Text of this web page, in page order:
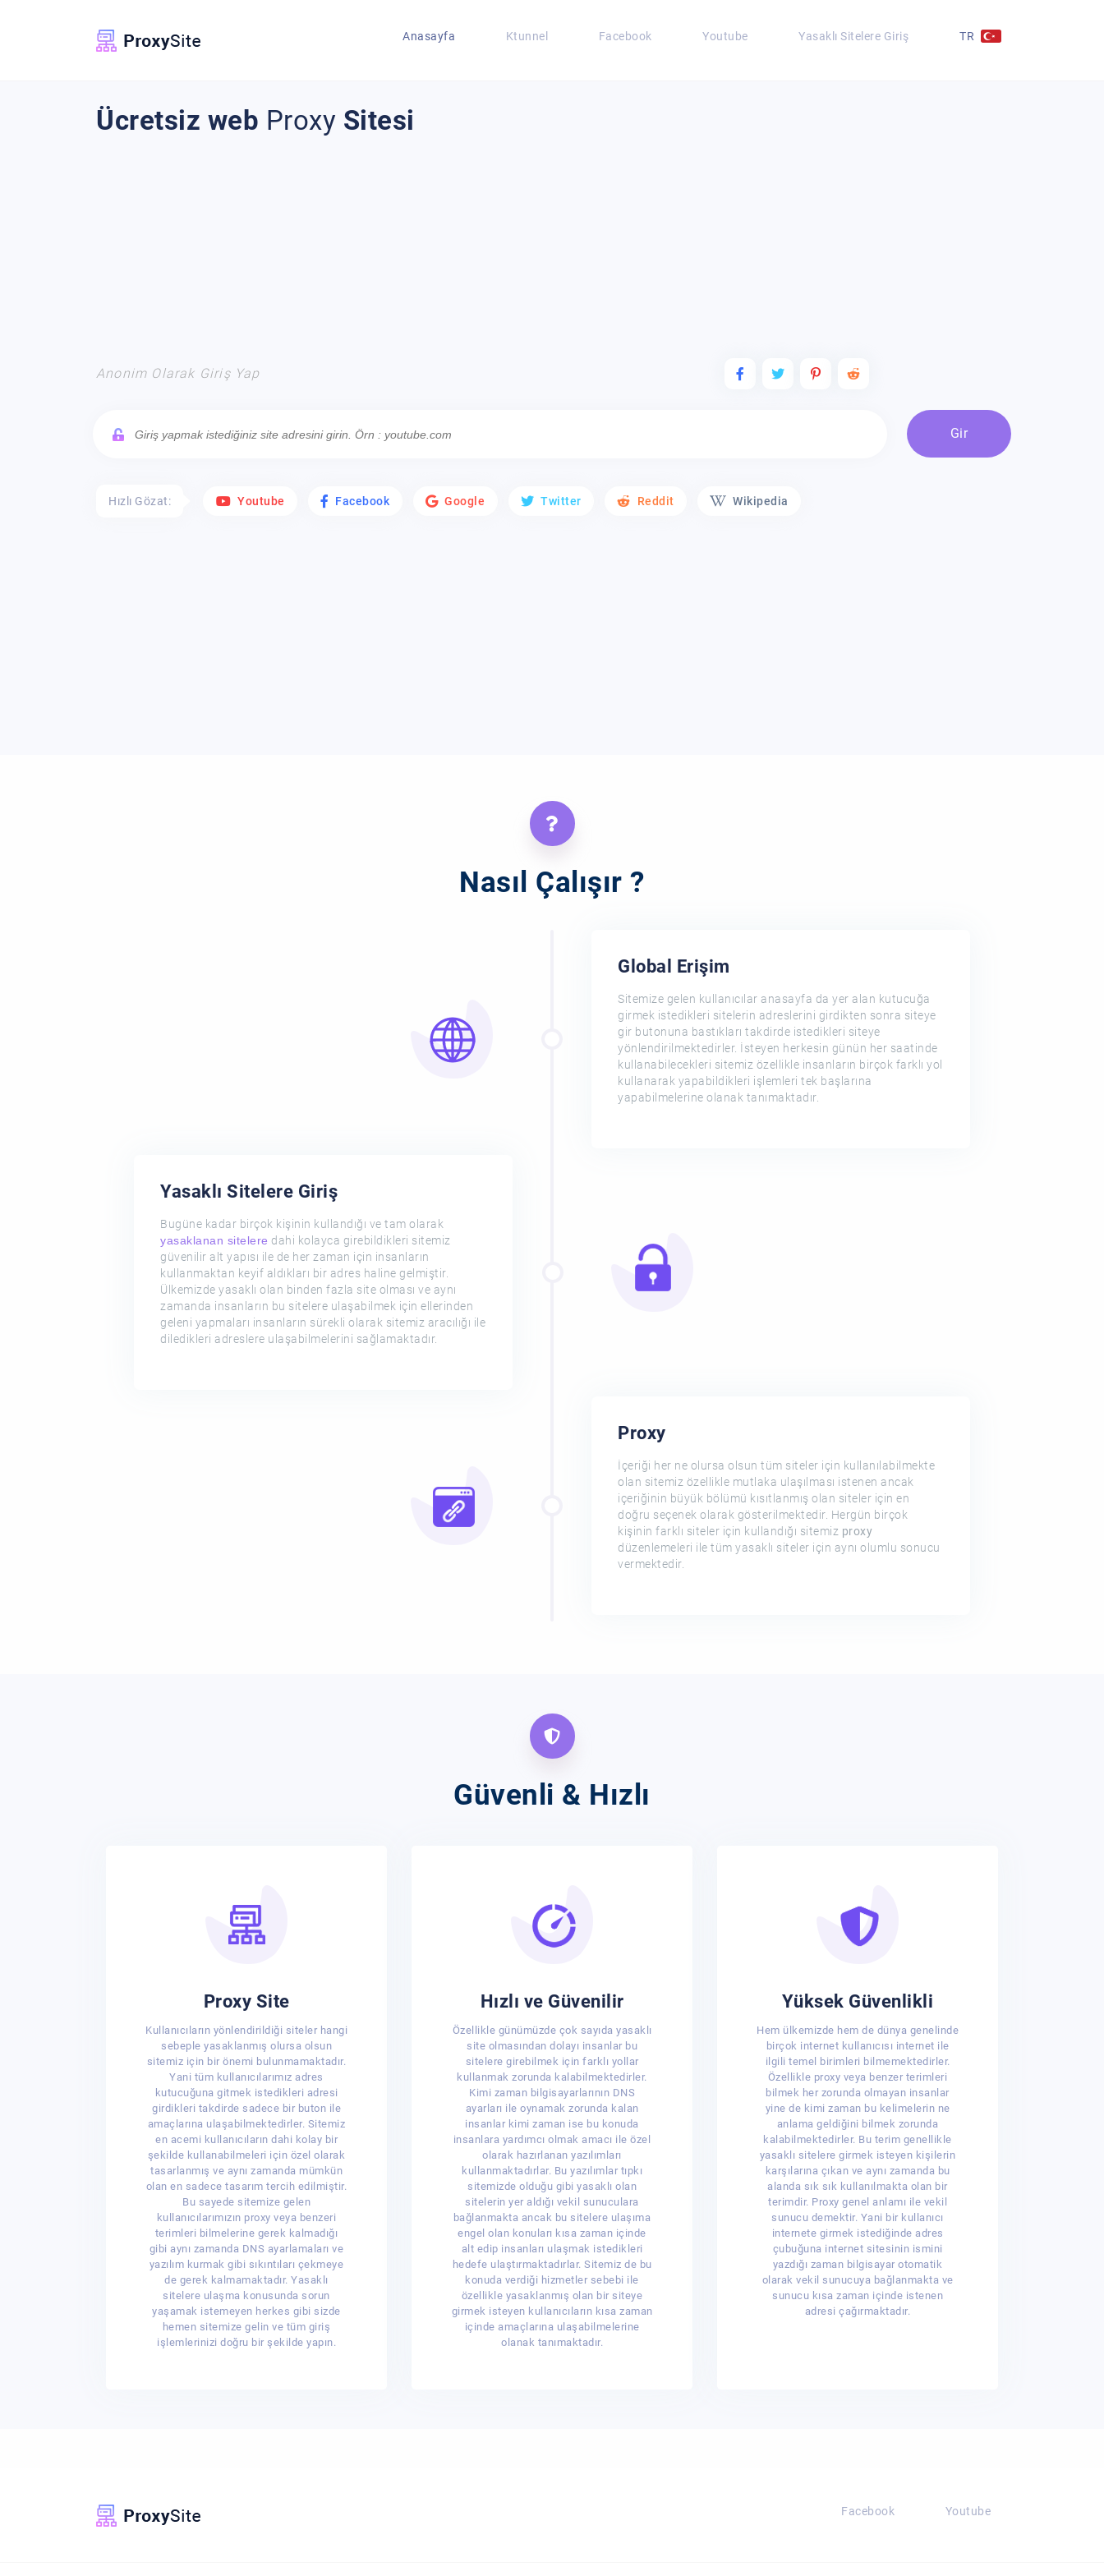
Anasayfa Ktunnel Facebook Youtube Yasaklı Sitelere Giriş TR
Ücretsiz web Proxy Sitesi
Anonim Olarak Giriş Yap
Gir
Hızlı Gözat: Youtube Facebook Google Twitter Reddit Wikipedia
Nasıl Çalışır ?
Global Erişim
Sitemize gelen kullanıcılar anasayfa da yer alan kutucuğa
girmek istedikleri sitelerin adreslerini girdikten sonra siteye
gir butonuna bastıkları takdirde istedikleri siteye
yönlendirilmektedirler. İsteyen herkesin günün her saatinde
kullanabilecekleri sitemiz özellikle insanların birçok farklı yol
kullanarak yapabildikleri işlemleri tek başlarına
yapabilmelerine olanak tanımaktadır.
Yasaklı Sitelere Giriş
Bugüne kadar birçok kişinin kullandığı ve tam olarak
yasaklanan sitelere dahi kolayca girebildikleri sitemiz
güvenilir alt yapısı ile de her zaman için insanların
kullanmaktan keyif aldıkları bir adres haline gelmiştir.
Ülkemizde yasaklı olan binden fazla site olması ve aynı
zamanda insanların bu sitelere ulaşabilmek için ellerinden
geleni yapmaları insanların sürekli olarak sitemiz aracılığı ile
diledikleri adreslere ulaşabilmelerini sağlamaktadır.
Proxy
İçeriği her ne olursa olsun tüm siteler için kullanılabilmekte
olan sitemiz özellikle mutlaka ulaşılması istenen ancak
içeriğinin büyük bölümü kısıtlanmış olan siteler için en
doğru seçenek olarak gösterilmektedir. Hergün birçok
kişinin farklı siteler için kullandığı sitemiz proxy
düzenlemeleri ile tüm yasaklı siteler için aynı olumlu sonucu
vermektedir.
Güvenli & Hızlı
Proxy Site
Kullanıcıların yönlendirildiği siteler hangi
sebeple yasaklanmış olursa olsun
sitemiz için bir önemi bulunmamaktadır.
Yani tüm kullanıcılarımız adres
kutucuğuna gitmek istedikleri adresi
girdikleri takdirde sadece bir buton ile
amaçlarına ulaşabilmektedirler. Sitemiz
en acemi kullanıcıların dahi kolay bir
şekilde kullanabilmeleri için özel olarak
tasarlanmış ve aynı zamanda mümkün
olan en sadece tasarım tercih edilmiştir.
Bu sayede sitemize gelen
kullanıcılarımızın proxy veya benzeri
terimleri bilmelerine gerek kalmadığı
gibi aynı zamanda DNS ayarlamaları ve
yazılım kurmak gibi sıkıntıları çekmeye
de gerek kalmamaktadır. Yasaklı
sitelere ulaşma konusunda sorun
yaşamak istemeyen herkes gibi sizde
hemen sitemize gelin ve tüm giriş
işlemlerinizi doğru bir şekilde yapın.
Hızlı ve Güvenilir
Özellikle günümüzde çok sayıda yasaklı
site olmasından dolayı insanlar bu
sitelere girebilmek için farklı yollar
kullanmak zorunda kalabilmektedirler.
Kimi zaman bilgisayarlarının DNS
ayarları ile oynamak zorunda kalan
insanlar kimi zaman ise bu konuda
insanlara yardımcı olmak amacı ile özel
olarak hazırlanan yazılımları
kullanmaktadırlar. Bu yazılımlar tıpkı
sitemizde olduğu gibi yasaklı olan
sitelerin yer aldığı vekil sunuculara
bağlanmakta ancak bu sitelere ulaşıma
engel olan konuları kısa zaman içinde
alt edip insanları ulaşmak istedikleri
hedefe ulaştırmaktadırlar. Sitemiz de bu
konuda verdiği hizmetler sebebi ile
özellikle yasaklanmış olan bir siteye
girmek isteyen kullanıcıların kısa zaman
içinde amaçlarına ulaşabilmelerine
olanak tanımaktadır.
Yüksek Güvenlikli
Hem ülkemizde hem de dünya genelinde
birçok internet kullanıcısı internet ile
ilgili temel birimleri bilmemektedirler.
Özellikle proxy veya benzer terimleri
bilmek her zorunda olmayan insanlar
yine de kimi zaman bu kelimelerin ne
anlama geldiğini bilmek zorunda
kalabilmektedirler. Bu terim genellikle
yasaklı sitelere girmek isteyen kişilerin
karşılarına çıkan ve aynı zamanda bu
alanda sık sık kullanılmakta olan bir
terimdir. Proxy genel anlamı ile vekil
sunucu demektir. Yani bir kullanıcı
internete girmek istediğinde adres
çubuğuna internet sitesinin ismini
yazdığı zaman bilgisayar otomatik
olarak vekil sunucuya bağlanmakta ve
sunucu kısa zaman içinde istenen
adresi çağırmaktadır.
Facebook Youtube